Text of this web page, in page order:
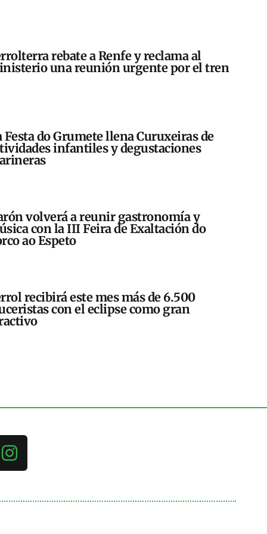
rebate a Renfe y reclama al
una reunión urgente por el tren
Festa do Grumete llena Curuxeiras de
infantiles y degustaciones
volverá a reunir gastronomía y
con la III Feira de Exaltación do
ao Espeto
recibirá este mes más de 6.500
con el eclipse como gran